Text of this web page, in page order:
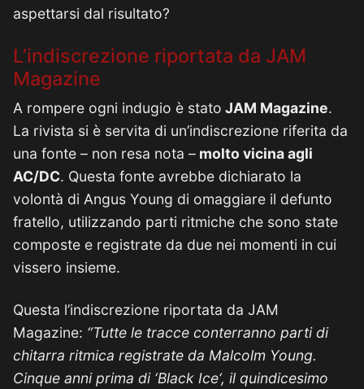
aspettarsi dal risultato?
L’indiscrezione riportata da JAM
Magazine
A rompere ogni indugio è stato JAM Magazine.
La rivista si è servita di un’indiscrezione riferita da
una fonte – non resa nota – molto vicina agli
AC/DC. Questa fonte avrebbe dichiarato la
volontà di Angus Young di omaggiare il defunto
fratello, utilizzando parti ritmiche che sono state
composte e registrate da due nei momenti in cui
vissero insieme.
Questa l’indiscrezione riportata da JAM
Magazine: “Tutte le tracce conterranno parti di
chitarra ritmica registrate da Malcolm Young.
Cinque anni prima di ‘Black Ice‘, il quindicesimo